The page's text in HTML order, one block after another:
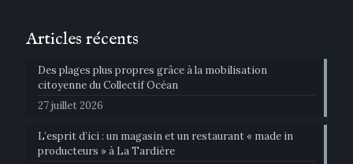
Articles récents
Des plages plus propres grâce à la mobilisation
citoyenne du Collectif Océan
27 juillet 2026
L’esprit d’ici : un magasin et un restaurant « made in
producteurs » à La Tardière